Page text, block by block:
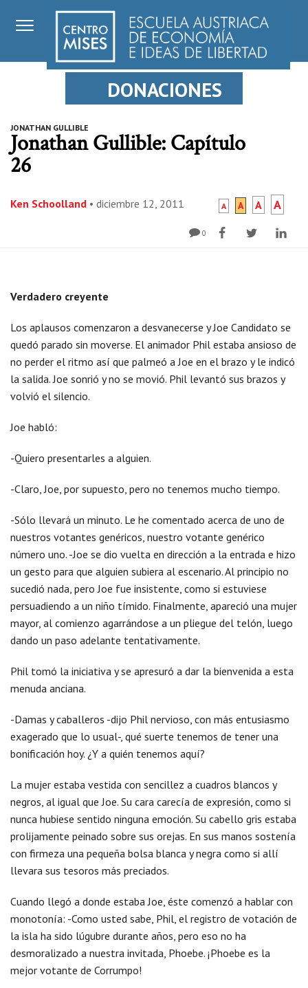
DONACIONES
JONATHAN GULLIBLE
Jonathan Gullible: Capítulo
26
Ken Schoolland • diciembre 12, 2011 A A A A
0
Verdadero creyente
Los aplausos comenzaron a desvanecerse y Joe Candidato se
quedó parado sin moverse. El animador Phil estaba ansioso de
no perder el ritmo así que palmeó a Joe en el brazo y le indicó
la salida. Joe sonrió y no se movió. Phil levantó sus brazos y
volvió el silencio.
Joe habló:
-Quiero presentarles a alguien.
-Claro, Joe, por supuesto, pero no tenemos mucho tiempo.
-Sólo llevará un minuto. Le he comentado acerca de uno de
nuestros votantes genéricos, nuestro votante genérico
número uno. -Joe se dio vuelta en dirección a la entrada e hizo
un gesto para que alguien subiera al escenario. Al principio no
sucedió nada, pero Joe fue insistente, como si estuviese
persuadiendo a un niño tímido. Finalmente, apareció una mujer
mayor, al comienzo agarrándose a un pliegue del telón, luego
dando un paso adelante tentativamente.
Phil tomó la iniciativa y se apresuró a dar la bienvenida a esta
menuda anciana.
-Damas y caballeros -dijo Phil nervioso, con más entusiasmo
exagerado que lo usual-, qué suerte tenemos de tener una
bonificación hoy. ¿Y a quién tenemos aquí?
La mujer estaba vestida con sencillez a cuadros blancos y
negros, al igual que Joe. Su cara carecía de expresión, como si
nunca hubiese sentido ninguna emoción. Su cabello gris estaba
prolijamente peinado sobre sus orejas. En sus manos sostenía
con firmeza una pequeña bolsa blanca y negra como si allí
llevara sus tesoros más preciados.
Cuando llegó a donde estaba Joe, éste comenzó a hablar con
monotonía: -Como usted sabe, Phil, el registro de votación de
la isla ha sido lúgubre durante años, pero eso no ha
desmoralizado a nuestra invitada, Phoebe. ¡Phoebe es la
mejor votante de Corrumpo!